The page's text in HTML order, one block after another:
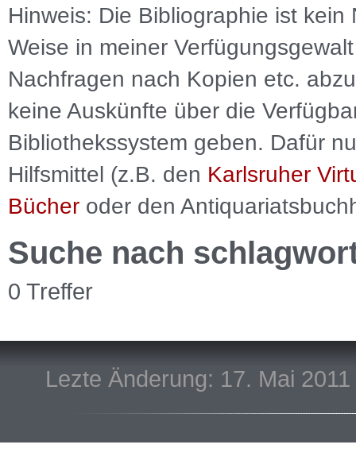
Hinweis: Die Bibliographie ist kein
Weise in meiner
Nachfragen nach Kopien etc.
keine Auskünfte über die
Bibliothekssystem geben. Dafür
Hilfsmittel (z.B. den Karlsruher
Bücher oder den
Suche nach
0 Treffer
Lezte Änderung: 17. Mai